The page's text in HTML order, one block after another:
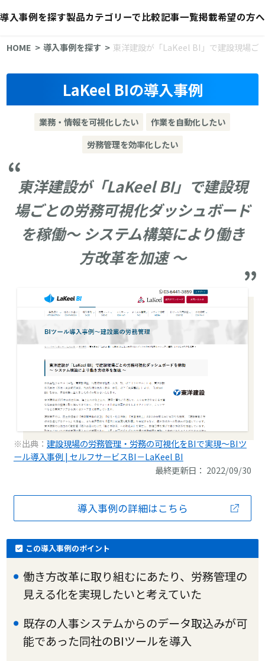
導入事例を探す製品カテゴリーで比較記事一覧掲載希望の方へ
HOME 導入事例を探す 東洋建設が「LaKeel BI」で建設現場ご
LaKeel BIの導入事例
業務・情報を可視化したい
作業を自動化したい
労務管理を効率化したい
東洋建設が「LaKeel BI」で建設現
場ごとの労務可視化ダッシュボード
を稼働～ システム構築により働き
方改革を加速 ～
※出典： 建設現場の労務管理・労務の可視化をBIで実現～BIツ
ール導入事例 | セルフサービスBI－LaKeel BI
最終更新日： 2022/09/30
導入事例の詳細はこちら
この導入事例のポイント
働き方改革に取り組むにあたり、労務管理の
見える化を実現したいと考えていた
既存の人事システムからのデータ取込みが可
能であった同社のBIツールを導入